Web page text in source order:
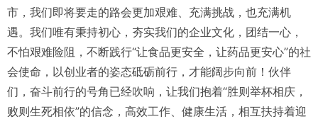
市，我们即将要走的路会更加艰难、充满挑战，也充满机
遇。我们唯有秉持初心，夯实我们的企业文化，团结一心，
不怕艰难险阻，不断践行“让食品更安全，让药品更安心”的社
会使命，以创业者的姿态砥砺前行，才能阔步向前！伙伴
们，奋斗前行的号角已经吹响，让我们抱着“胜则举杯相庆，
败则生死相依”的信念，高效工作、健康生活，相互扶持着迎